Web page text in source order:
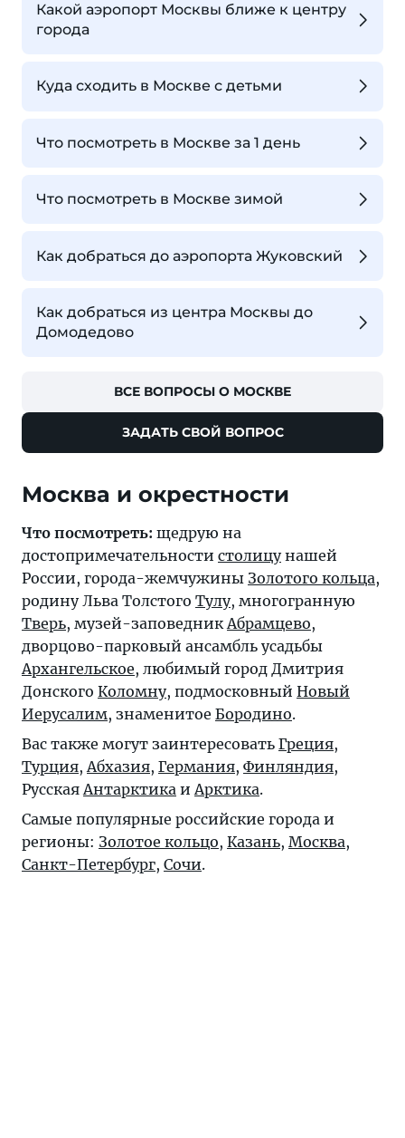
Какой аэропорт Москвы ближе к центру
города
Куда сходить в Москве с детьми
Что посмотреть в Москве за 1 день
Что посмотреть в Москве зимой
Как добраться до аэропорта Жуковский
Как добраться из центра Москвы до
Домодедово
ВСЕ ВОПРОСЫ О МОСКВЕ
ЗАДАТЬ СВОЙ ВОПРОС
Москва и окрестности
Что посмотреть: щедрую на
достопримечательности столицунашей
России, города-жемчужины Золотого кольца,
родину Льва Толстого Тулу, многогранную
Тверь, музей-заповедник Абрамцево,
дворцово-парковый ансамбль усадьбы
Архангельское, любимый город Дмитрия
Донского Коломну, подмосковный Новый
Иерусалим, знаменитое Бородино.
Вас также могут заинтересовать Греция,
Турция, Абхазия, Германия, Финляндия,
Русская Антарктика и Арктика.
Самые популярные российские города и
регионы: Золотое кольцо, Казань, Москва,
Санкт-Петербург, Сочи.